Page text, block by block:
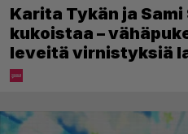
Karita Tykän ja
kukoistaa –
leveitä virnistyksiä